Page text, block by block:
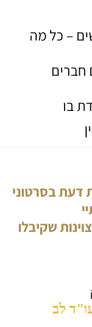
– כל מה
חברים
בו
דעת בסרטוני
שקיבלו
לב